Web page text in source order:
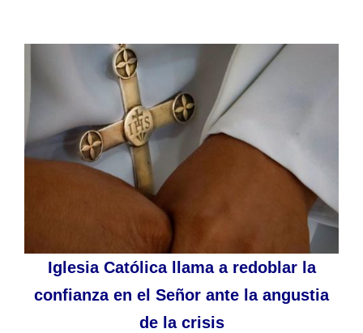
Iglesia Católica llama a redoblar la
confianza en el Señor ante la angustia
de la crisis